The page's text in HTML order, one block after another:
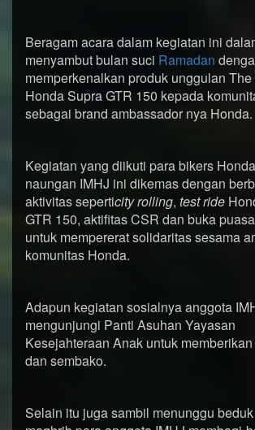
Beragam acara dalam kegiatan ini
menyambut bulan suci Ramadan
memperkenalkan produk unggulan
Honda Supra GTR 150 kepada
sebagai brand ambassador nya Honda.
Kegiatan yang diikuti para bikers
naungan IMHJ ini dikemas dengan
aktivitas seperticity rolling, test ride
GTR 150, aktifitas CSR dan buka
untuk mempererat solidaritas sesama
komunitas Honda.
Adapun kegiatan sosialnya anggota
mengunjungi Panti Asuhan Yayasan
Kesejahteraan Anak untuk
dan sembako.
Selain itu juga sambil menunggu